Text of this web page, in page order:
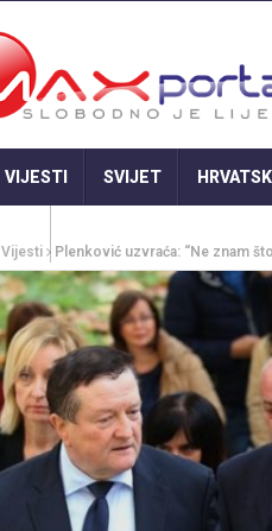
VIJESTI SVIJET
Vijesti Plenković uzvraća: “Ne znam